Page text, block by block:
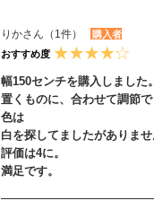
りかさん（1件） 購入者
おすすめ度
幅150センチを購入しました。
置くものに、合わせて調節
色は
白を探してましたがありま
評価は4に。
満足です。